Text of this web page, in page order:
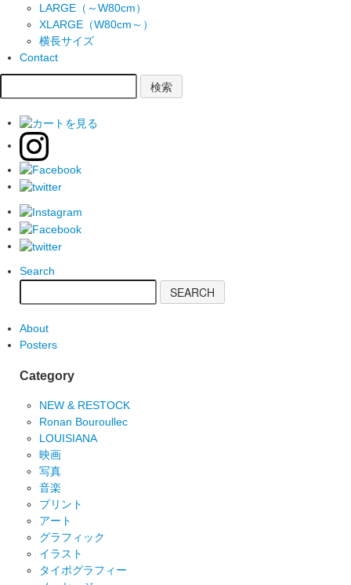
LARGE（～W80cm）
XLARGE（W80cm～）
横長サイズ
Contact
Search
About
Posters
Category
NEW & RESTOCK
Ronan Bouroullec
LOUISIANA
映画
写真
音楽
プリント
アート
グラフィック
イラスト
タイポグラフィー